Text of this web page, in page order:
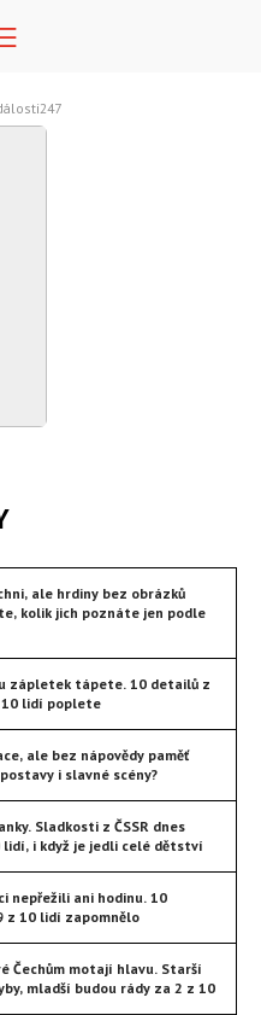
ale hrdiny bez obrázků
kolik jich poznáte jen podle
zápletek tápete. 10 detailů z
10 lidí poplete
ale bez nápovědy paměť
i slavné scény?
Sladkosti z ČSSR dnes
lidí, i když je jedli celé dětství
nepřežili ani hodinu. 10
z 10 lidí zapomnělo
Čechům motají hlavu. Starší
mladší budou rády za 2 z 10